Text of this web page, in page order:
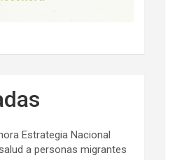
Estrategia Nacional
a personas migrantes